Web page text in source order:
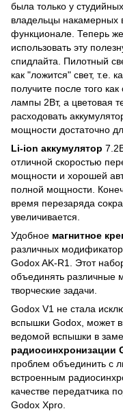
была только у
владельцы накамерных
функционале. Теперь
использовать эту
спидлайта. Пилотный
как "ложится" свет, т.е.
получите после того
лампы 2Вт, а цветовая
расходовать
мощности достаточно
Li-ion аккумулятор
отличной скоростью
мощности и хорошей
полной мощности.
время перезаряда
увеличивается.
Удобное магнитное
различных
Godox AK-R1. Этот
объединять различные
творческие задачи.
Godox V1 не стала
вспышки Godox, может
ведомой вспышки в
радиосинхронизации
проблем объединить с
встроенным
качестве передатчика
Godox Xpro.